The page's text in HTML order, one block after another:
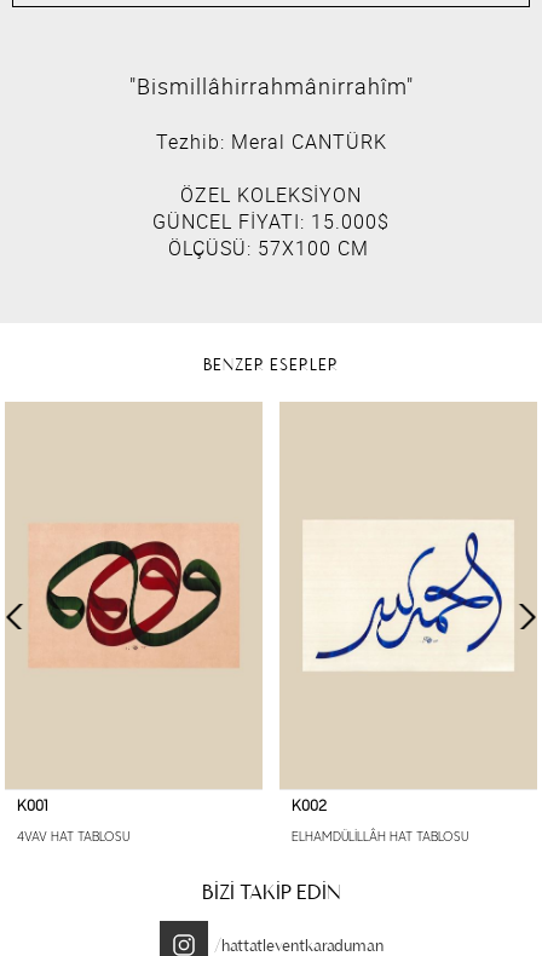
"Bismillâhirrahmânirrahîm"
Tezhib: Meral CANTÜRK
ÖZEL KOLEKSİYON
GÜNCEL FİYATI: 15.000$
ÖLÇÜSÜ: 57X100 CM
BENZER ESERLER
K001
4VAV HAT TABLOSU
K002
ELHAMDÜLİLLÂH HAT TABLOSU
BİZİ TAKİP EDİN
/hattatleventkaraduman